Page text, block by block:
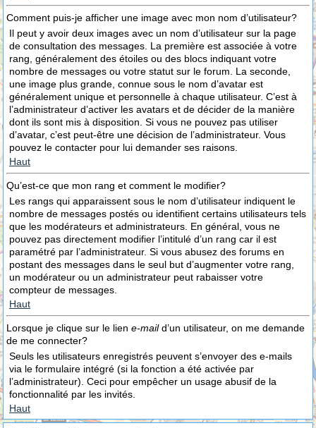
Comment puis-je afficher une image avec mon nom d’utilisateur?
Il peut y avoir deux images avec un nom d’utilisateur sur la page
de consultation des messages. La première est associée à votre
rang, généralement des étoiles ou des blocs indiquant votre
nombre de messages ou votre statut sur le forum. La seconde,
une image plus grande, connue sous le nom d’avatar est
généralement unique et personnelle à chaque utilisateur. C’est à
l’administrateur d’activer les avatars et de décider de la manière
dont ils sont mis à disposition. Si vous ne pouvez pas utiliser
d’avatar, c’est peut-être une décision de l’administrateur. Vous
pouvez le contacter pour lui demander ses raisons.
Haut
Qu’est-ce que mon rang et comment le modifier?
Les rangs qui apparaissent sous le nom d’utilisateur indiquent le
nombre de messages postés ou identifient certains utilisateurs tels
que les modérateurs et administrateurs. En général, vous ne
pouvez pas directement modifier l’intitulé d’un rang car il est
paramétré par l’administrateur. Si vous abusez des forums en
postant des messages dans le seul but d’augmenter votre rang,
un modérateur ou un administrateur peut rabaisser votre
compteur de messages.
Haut
Lorsque je clique sur le lien e-maild’un utilisateur, on me demande
de me connecter?
Seuls les utilisateurs enregistrés peuvent s’envoyer des e-mails
via le formulaire intégré (si la fonction a été activée par
l’administrateur). Ceci pour empêcher un usage abusif de la
fonctionnalité par les invités.
Haut